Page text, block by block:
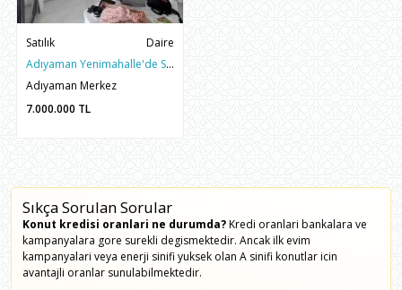
Satılık
Daire
Adıyaman Yenimahalle'de Satılık 191m2 3+1 Sıfır Site İçi Daire
Adıyaman Merkez
7.000.000 TL
Sıkça Sorulan Sorular
Konut kredisi oranlari ne durumda?Kredi oranlari bankalara ve
kampanyalara gore surekli degismektedir. Ancak ilk evim
kampanyalari veya enerji sinifi yuksek olan A sinifi konutlar icin
avantajli oranlar sunulabilmektedir.